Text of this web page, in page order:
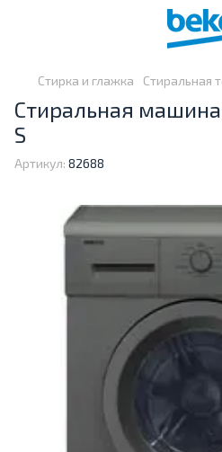
Стирка и глажка Стиральная
Стиральная машина
S
Артикул: 82688